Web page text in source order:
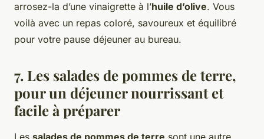
arrosez-la d’une vinaigrette à l’huile d’olive. Vous
voilà avec un repas coloré, savoureux et équilibré
pour votre pause déjeuner au bureau.
7. Les salades de pommes de terre,
pour un déjeuner nourrissant et
facile à préparer